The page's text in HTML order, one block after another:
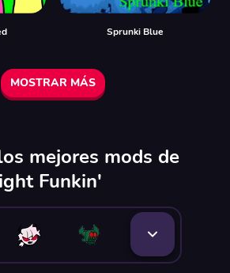
Sprunki Blue
MOSTRAR MÁS
mejores mods de
Funkin'